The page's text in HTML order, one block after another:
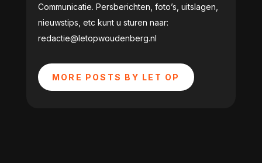
Communicatie. Persberichten, foto’s, uitslagen,
nieuwstips, etc kunt u sturen naar:
redactie@letopwoudenberg.nl
MORE POSTS BY LET OP